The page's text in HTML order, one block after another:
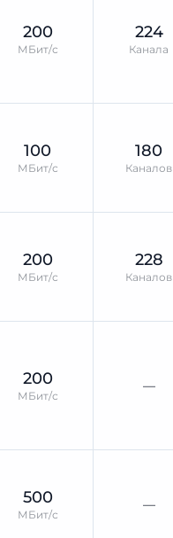
200
МБит/с
224
Канала
100
МБит/с
180
Каналов
200
МБит/с
228
Каналов
200
МБит/с
—
500
МБит/с
—